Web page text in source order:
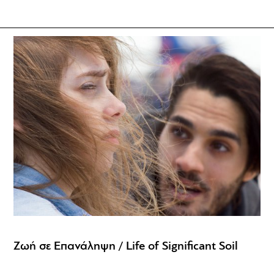
Ζωή σε Επανάληψη / Life of Significant Soil